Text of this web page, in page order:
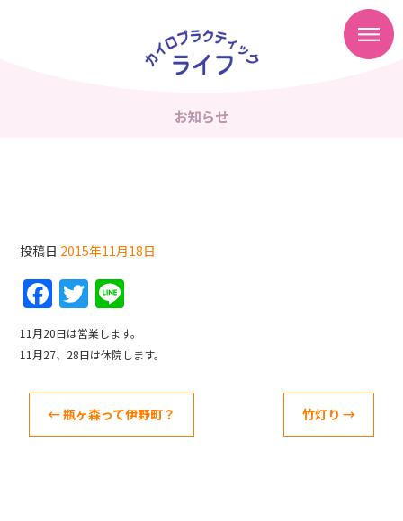
お知らせ
投稿日 2015年11月18日
F
a
c
b
o
T
w
itt
n
e
11月20日は営業します。
11月27、28日は休院します。
←瓶ヶ森って伊野町？ 竹灯り →